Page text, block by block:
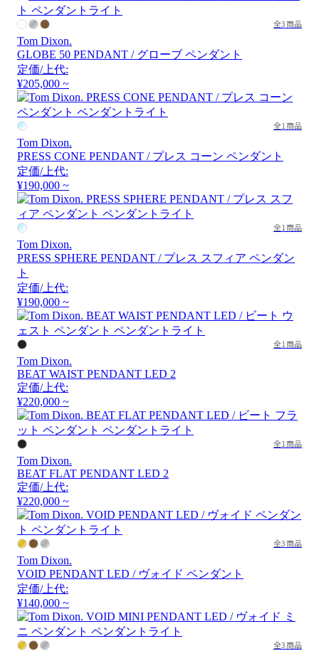
全3商品
Tom Dixon.
GLOBE 50 PENDANT / グローブ ペンダント
定価/上代:
¥205,000 ~
全1商品
Tom Dixon.
PRESS CONE PENDANT / プレス コーン ペンダント
定価/上代:
¥190,000 ~
全1商品
Tom Dixon.
PRESS SPHERE PENDANT / プレス スフィア ペンダン
ト
定価/上代:
¥190,000 ~
全1商品
Tom Dixon.
BEAT WAIST PENDANT LED 2
定価/上代:
¥220,000 ~
全1商品
Tom Dixon.
BEAT FLAT PENDANT LED 2
定価/上代:
¥220,000 ~
全3商品
Tom Dixon.
VOID PENDANT LED / ヴォイド ペンダント
定価/上代:
¥140,000 ~
全3商品